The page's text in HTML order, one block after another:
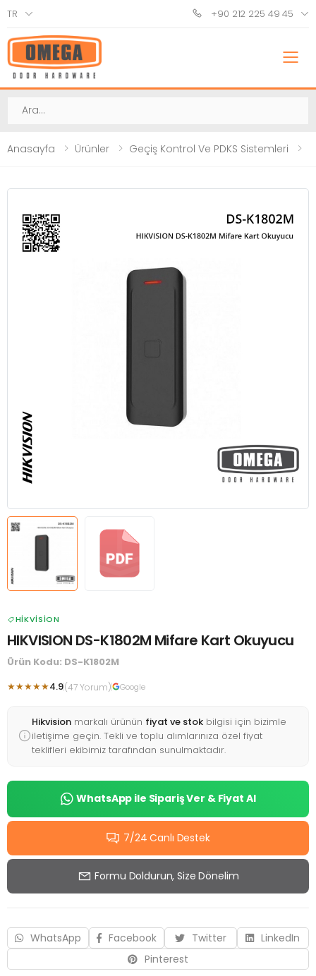
TR +90 212 225 49 45
Ara
Anasayfa Ürünler Geçiş Kontrol Ve PDKS Sistemleri
HIKVISION
HIKVISION DS-K1802M Mifare Kart Okuyucu
Ürün Kodu: DS-K1802M
★★★★★4.9(47 Yorum) Google
Hikvision markalı ürünün fiyat ve stok bilgisi için bizimle
iletişime geçin. Tekli ve toplu alımlarınıza özel fiyat
teklifleri ekibimiz tarafından sunulmaktadır.
WhatsApp ile Sipariş Ver & Fiyat Al
7/24 Canlı Destek
Formu Doldurun, Size Dönelim
WhatsApp Facebook Twitter
LinkedIn
Pinterest